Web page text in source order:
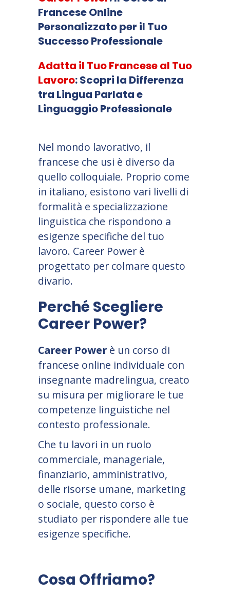
Francese Online
Personalizzato per il Tuo
Successo Professionale
Adatta il Tuo Francese al Tuo
Lavoro: Scopri la Differenza
tra Lingua Parlata e
Linguaggio Professionale
Nel mondo lavorativo, il
francese che usi è diverso da
quello colloquiale. Proprio come
in italiano, esistono vari livelli di
formalità e specializzazione
linguistica che rispondono a
esigenze specifiche del tuo
lavoro. Career Power è
progettato per colmare questo
divario.
Perché Scegliere
Career Power?
Career Power è un corso di
francese online individuale con
insegnante madrelingua, creato
su misura per migliorare le tue
competenze linguistiche nel
contesto professionale.
Che tu lavori in un ruolo
commerciale, manageriale,
finanziario, amministrativo,
delle risorse umane, marketing
o sociale, questo corso è
studiato per rispondere alle tue
esigenze specifiche.
Cosa Offriamo?